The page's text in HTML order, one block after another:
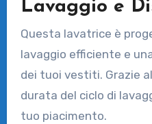
Lavaggio e
Questa lavatrice è
lavaggio efficiente e
dei tuoi vestiti. Grazie
durata del ciclo di
tuo piacimento.